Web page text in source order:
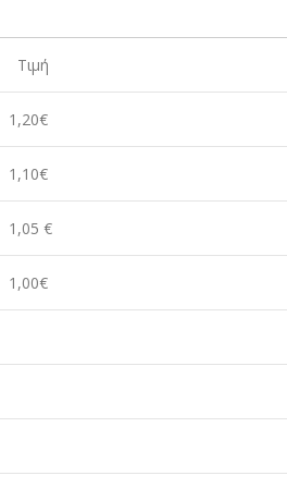
Τιμή
1,20€
1,10€
1,05 €
1,00€